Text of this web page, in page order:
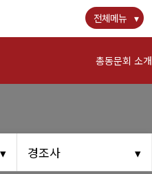
전체메뉴
총동문회 소개
뉴스
경조사